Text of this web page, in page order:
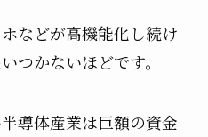
などが高機能化し続け
つかないほどです。
導体産業は巨額の資金